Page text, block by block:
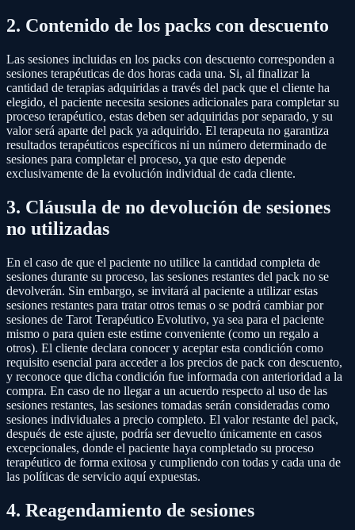
2. Contenido de los packs con descuento
Las sesiones incluidas en los packs con descuento corresponden a
sesiones terapéuticas de dos horas cada una. Si, al finalizar la
cantidad de terapias adquiridas a través del pack que el cliente ha
elegido, el paciente necesita sesiones adicionales para completar su
proceso terapéutico, estas deben ser adquiridas por separado, y su
valor será aparte del pack ya adquirido. El terapeuta no garantiza
resultados terapéuticos específicos ni un número determinado de
sesiones para completar el proceso, ya que esto depende
exclusivamente de la evolución individual de cada cliente.
3. Cláusula de no devolución de sesiones
no utilizadas
En el caso de que el paciente no utilice la cantidad completa de
sesiones durante su proceso, las sesiones restantes del pack no se
devolverán. Sin embargo, se invitará al paciente a utilizar estas
sesiones restantes para tratar otros temas o se podrá cambiar por
sesiones de Tarot Terapéutico Evolutivo, ya sea para el paciente
mismo o para quien este estime conveniente (como un regalo a
otros). El cliente declara conocer y aceptar esta condición como
requisito esencial para acceder a los precios de pack con descuento,
y reconoce que dicha condición fue informada con anterioridad a la
compra. En caso de no llegar a un acuerdo respecto al uso de las
sesiones restantes, las sesiones tomadas serán consideradas como
sesiones individuales a precio completo. El valor restante del pack,
después de este ajuste, podría ser devuelto únicamente en casos
excepcionales, donde el paciente haya completado su proceso
terapéutico de forma exitosa y cumpliendo con todas y cada una de
las políticas de servicio aquí expuestas.
4. Reagendamiento de sesiones